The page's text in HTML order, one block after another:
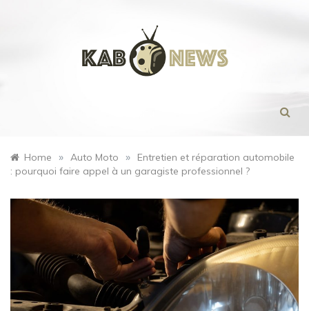
Home » Auto Moto »
Entretien et réparation automobile
: pourquoi faire appel à un garagiste professionnel ?